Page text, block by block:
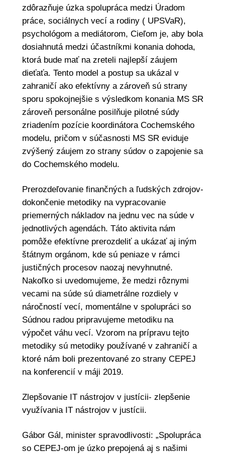
zdôrazňuje úzka spolupráca medzi Úradom
práce, sociálnych vecí a rodiny ( UPSVaR),
psychológom a mediátorom, Cieľom je, aby bola
dosiahnutá medzi účastníkmi konania dohoda,
ktorá bude mať na zreteli najlepší záujem
dieťaťa. Tento model a postup sa ukázal v
zahraničí ako efektívny a zároveň sú strany
sporu spokojnejšie s výsledkom konania MS SR
zároveň personálne posilňuje pilotné súdy
zriadením pozície koordinátora Cochemského
modelu, pričom v súčasnosti MS SR eviduje
zvýšený záujem zo strany súdov o zapojenie sa
do Cochemského modelu.
Prerozdeľovanie finančných a ľudských zdrojov-
dokončenie metodiky na vypracovanie
priemerných nákladov na jednu vec na súde v
jednotlivých agendách. Táto aktivita nám
pomôže efektívne prerozdeliť a ukázať aj iným
štátnym orgánom, kde sú peniaze v rámci
justičných procesov naozaj nevyhnutné.
Nakoľko si uvedomujeme, že medzi rôznymi
vecami na súde sú diametrálne rozdiely v
náročností vecí, momentálne v spolupráci so
Súdnou radou pripravujeme metodiku na
výpočet váhu vecí. Vzorom na prípravu tejto
metodiky sú metodiky používané v zahraničí a
ktoré nám boli prezentované zo strany CEPEJ
na konferencií v máji 2019.
Zlepšovanie IT nástrojov v justícii- zlepšenie
využívania IT nástrojov v justícii.
Gábor Gál, minister spravodlivosti: „Spolupráca
so CEPEJ-om je úzko prepojená aj s našimi